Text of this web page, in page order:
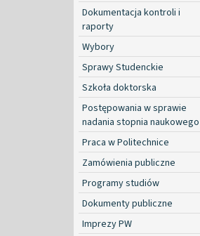
Dokumentacja kontroli i
raporty
Wybory
Sprawy Studenckie
Szkoła doktorska
Postępowania w sprawie
nadania stopnia naukowego
Praca w Politechnice
Zamówienia publiczne
Programy studiów
Dokumenty publiczne
Imprezy PW